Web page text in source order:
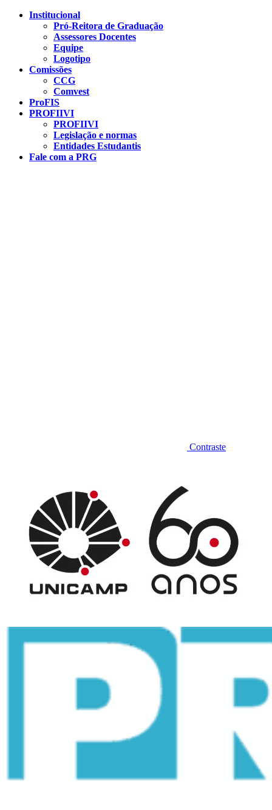
Conteúdo principal
Institucional
Pró-Reitora de Graduação
Assessores Docentes
Equipe
Logotipo
Comissões
CCG
Comvest
ProFIS
PROFIIVI
PROFIIVI
Legislação e normas
Entidades Estudantis
Fale com a PRG
Contraste